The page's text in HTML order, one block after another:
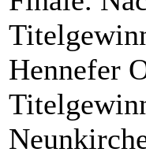
Hennefer